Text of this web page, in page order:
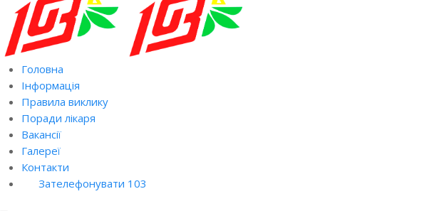
Головна
Інформація
Правила виклику
Поради лікаря
Вакансії
Галереї
Контакти
Зателефонувати 103